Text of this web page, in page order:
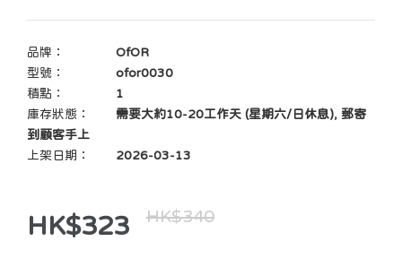
品牌：
OfOR
型號：
ofor0030
積點：
1
庫存狀態：
需要大約10-20工作天 (星期六/日休息), 郵寄
到顧客手上
上架日期：
2026-03-13
HK$323 HK$340